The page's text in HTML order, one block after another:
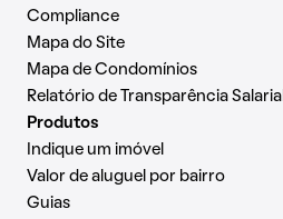
Compliance
Mapa do Site
Mapa de Condomínios
Relatório de Transparência Salarial
Produtos
Indique um imóvel
Valor de aluguel por bairro
Guias